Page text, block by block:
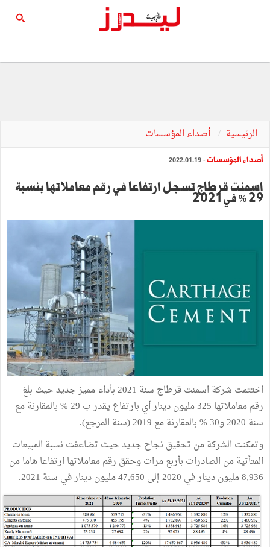
الرئيسية أصداء المؤسسات
أصداء المؤسسات- 2022.01.19
اسمنت قرطاج تسجل ارتفاعا في رقم معاملاتها بنسبة
29 % في 2021
اختتمت شركة اسمنت قرطاج سنة 2021 بأداء مميز جديد حيث بلغ
رقم معاملاتها 325 مليون دينار أي بارتفاع يقدر ب 29 % بالمقارنة مع
سنة 2020 و30 % بالمقارنة مع 2019 (سنة المرجع).
وتمكنت الشركة من تحقيق نجاح جديد حيث تضاعفت نسبة المبيعات
المتأتية من الصادرات بأربع مرات وحقق رقم معاملاتها ارتفاعا هاما من
8,936 مليون دينار في 2020 إلى 47,650 مليون دينار في سنة 2021.